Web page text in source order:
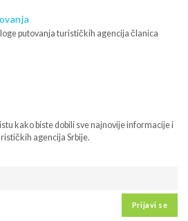
putovanja turističkih agencija članica
kako biste dobili sve najnovije informacije i
agencija Srbije.
Prijavi se